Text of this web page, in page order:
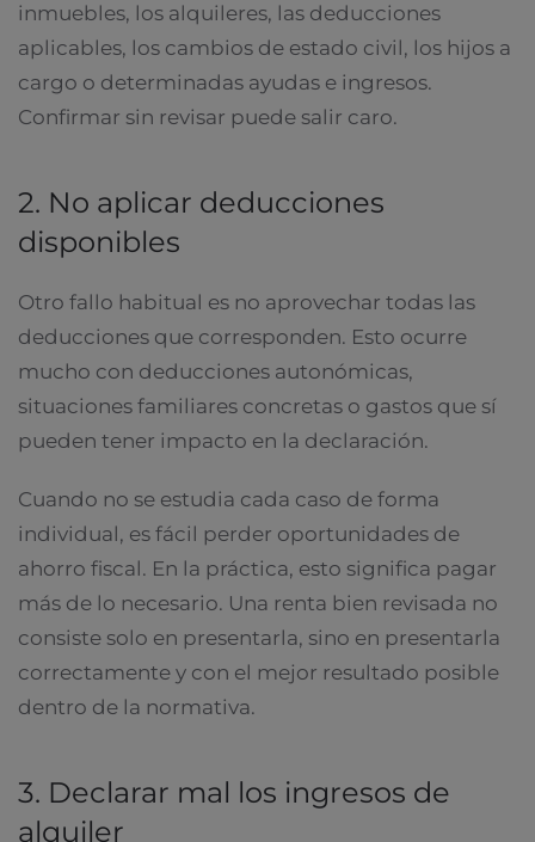
inmuebles, los alquileres, las deducciones
aplicables, los cambios de estado civil, los hijos a
cargo o determinadas ayudas e ingresos.
Confirmar sin revisar puede salir caro.
2. No aplicar deducciones
disponibles
Otro fallo habitual es no aprovechar todas las
deducciones que corresponden. Esto ocurre
mucho con deducciones autonómicas,
situaciones familiares concretas o gastos que sí
pueden tener impacto en la declaración.
Cuando no se estudia cada caso de forma
individual, es fácil perder oportunidades de
ahorro fiscal. En la práctica, esto significa pagar
más de lo necesario. Una renta bien revisada no
consiste solo en presentarla, sino en presentarla
correctamente y con el mejor resultado posible
dentro de la normativa.
3. Declarar mal los ingresos de
alquiler